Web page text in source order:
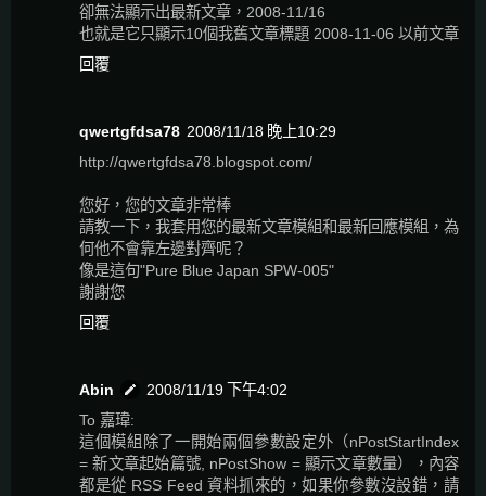
卻無法顯示出最新文章，2008-11/16
也就是它只顯示10個我舊文章標題 2008-11-06 以前文章
回覆
qwertgfdsa78 2008/11/18 晚上10:29
http://qwertgfdsa78.blogspot.com/
您好，您的文章非常棒
請教一下，我套用您的最新文章模組和最新回應模組，為
何他不會靠左邊對齊呢？
像是這句"Pure Blue Japan SPW-005"
謝謝您
回覆
Abin
2008/11/19 下午4:02
To 嘉瑋:
這個模組除了一開始兩個參數設定外（nPostStartIndex
= 新文章起始篇號, nPostShow = 顯示文章數量），內容
都是從 RSS Feed 資料抓來的，如果你參數沒設錯，請